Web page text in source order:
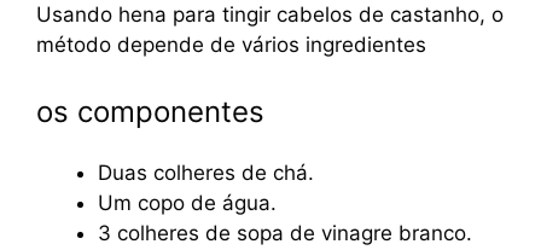
Usando hena para tingir cabelos de castanho, o
método depende de vários ingredientes
os componentes
Duas colheres de chá.
Um copo de água.
3 colheres de sopa de vinagre branco.